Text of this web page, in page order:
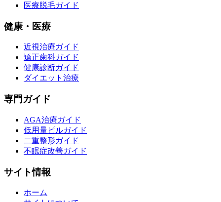
医療脱毛ガイド
健康・医療
近視治療ガイド
矯正歯科ガイド
健康診断ガイド
ダイエット治療
専門ガイド
AGA治療ガイド
低用量ピルガイド
二重整形ガイド
不眠症改善ガイド
サイト情報
ホーム